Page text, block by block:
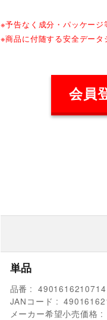
※予告なく成分・パッケージ
※商品に付随する安全デー
会員
単品
品番
4901616210714
JANコード
メーカー希望小売価格